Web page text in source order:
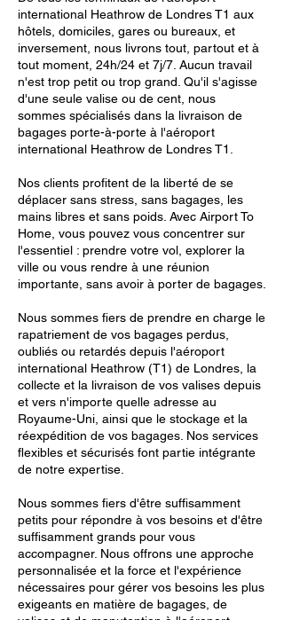
international Heathrow de Londres T1 aux
hôtels, domiciles, gares ou bureaux, et
inversement, nous livrons tout, partout et à
tout moment, 24h/24 et 7j/7. Aucun travail
n'est trop petit ou trop grand. Qu'il s'agisse
d'une seule valise ou de cent, nous
sommes spécialisés dans la livraison de
bagages porte-à-porte à l'aéroport
international Heathrow de Londres T1.
Nos clients profitent de la liberté de se
déplacer sans stress, sans bagages, les
mains libres et sans poids. Avec Airport To
Home, vous pouvez vous concentrer sur
l'essentiel : prendre votre vol, explorer la
ville ou vous rendre à une réunion
importante, sans avoir à porter de bagages.
Nous sommes fiers de prendre en charge le
rapatriement de vos bagages perdus,
oubliés ou retardés depuis l'aéroport
international Heathrow (T1) de Londres, la
collecte et la livraison de vos valises depuis
et vers n'importe quelle adresse au
Royaume-Uni, ainsi que le stockage et la
réexpédition de vos bagages. Nos services
flexibles et sécurisés font partie intégrante
de notre expertise.
Nous sommes fiers d'être suffisamment
petits pour répondre à vos besoins et d'être
suffisamment grands pour vous
accompagner. Nous offrons une approche
personnalisée et la force et l'expérience
nécessaires pour gérer vos besoins les plus
exigeants en matière de bagages, de